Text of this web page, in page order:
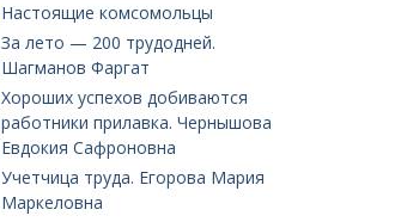
Настоящие комсомольцы
За лето — 200 трудодней.
Шагманов Фаргат
Хороших успехов добиваются
работники прилавка. Чер­нышова
Евдокия Сафроновна
Учетчица труда. Его­рова Мария
Маркеловна